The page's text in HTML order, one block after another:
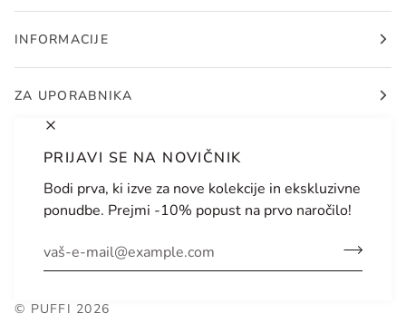
PRIJAVI SE NA NOVIČNIK
Bodi prva, ki izve za nove kolekcije in ekskluzivne
ponudbe. Prejmi -10% popust na prvo naročilo!
INFORMACIJE
ZA UPORABNIKA
JEZIK
SLOVENŠČINA VALUTA
SLOVENIJA (SI €)
© PUFFI 2026